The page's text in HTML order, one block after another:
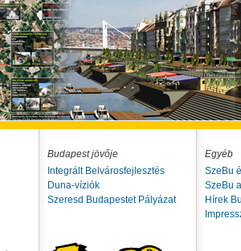
Budapest jövője
Integrált Belvárosfejlesztés
Duna-víziók
Szeresd Budapestet Pályázat
Egyéb
SzeBu
SzeBu
Hírek